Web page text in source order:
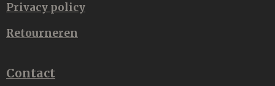
Privacy policy
Retourneren
Contact